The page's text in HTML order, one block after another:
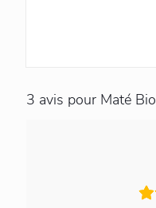
3 avis pour Maté Bio